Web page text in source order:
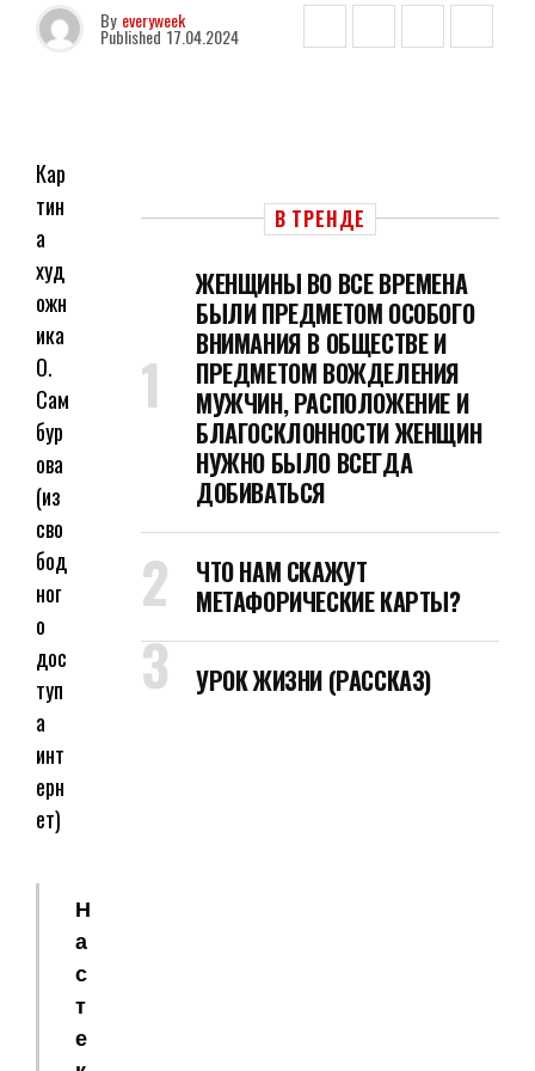
By everyweek
Published 17.04.2024
Кар
тин
а
худ
ожн
ика
О.
Сам
бур
ова
(из
сво
бод
ног
о
дос
туп
а
инт
ерн
ет)
Н
а
с
т
е
В ТРЕНДЕ
ЖЕНЩИНЫ ВО ВСЕ ВРЕМЕНА
БЫЛИ ПРЕДМЕТОМ ОСОБОГО
ВНИМАНИЯ В ОБЩЕСТВЕ И
ПРЕДМЕТОМ ВОЖДЕЛЕНИЯ
МУЖЧИН, РАСПОЛОЖЕНИЕ И
БЛАГОСКЛОННОСТИ ЖЕНЩИН
НУЖНО БЫЛО ВСЕГДА
ДОБИВАТЬСЯ
ЧТО НАМ СКАЖУТ
МЕТАФОРИЧЕСКИЕ КАРТЫ?
УРОК ЖИЗНИ (РАССКАЗ)